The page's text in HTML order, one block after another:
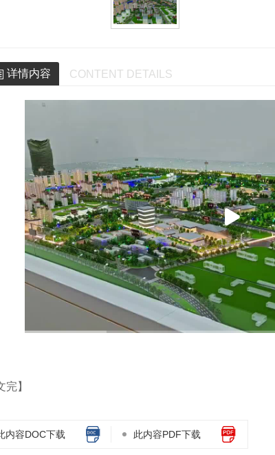
机动态运输机器人 救援钻机
详情内容 CONTENT DETAILS
完】
内容DOC下载 此内容PDF下载